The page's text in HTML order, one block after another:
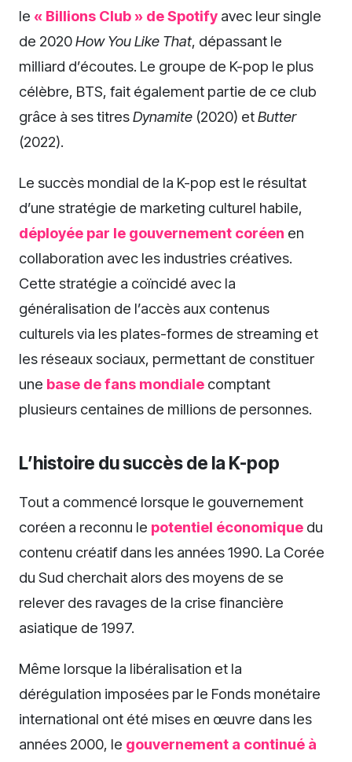
le « Billions Club » de Spotify avec leur single
de 2020How You Like That, dépassant le
milliard d’écoutes. Le groupe de K-pop le plus
célèbre, BTS, fait également partie de ce club
grâce à ses titresDynamite (2020) etButter
(2022).
Le succès mondial de la K-pop est le résultat
d’une stratégie de marketing culturel habile,
déployée par le gouvernement coréen en
collaboration avec les industries créatives.
Cette stratégie a coïncidé avec la
généralisation de l’accès aux contenus
culturels via les plates-formes de streaming et
les réseaux sociaux, permettant de constituer
une base de fans mondiale comptant
plusieurs centaines de millions de personnes.
L’histoire du succès de la K-pop
Tout a commencé lorsque le gouvernement
coréen a reconnu le potentiel économique du
contenu créatif dans les années 1990. La Corée
du Sud cherchait alors des moyens de se
relever des ravages de la crise financière
asiatique de 1997.
Même lorsque la libéralisation et la
dérégulation imposées par le Fonds monétaire
international ont été mises en œuvre dans les
années 2000, le gouvernement a continué à